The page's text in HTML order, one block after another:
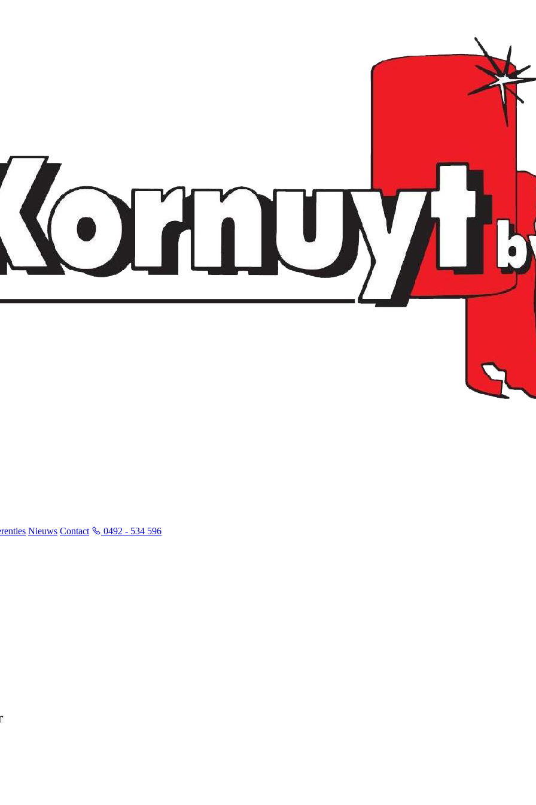
Nieuws Contact 0492 - 534 596